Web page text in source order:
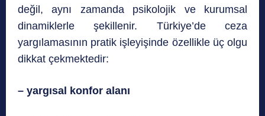
değil, aynı zamanda psikolojik ve kurumsal
dinamiklerle şekillenir. Türkiye’de ceza
yargılamasının pratik işleyişinde özellikle üç olgu
dikkat çekmektedir:
– yargısal konfor alanı